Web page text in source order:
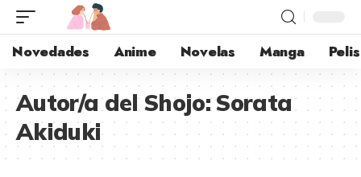
Novedades Anime Novelas Manga Pelis
Autor/a del Shojo:Sorata
Akiduki